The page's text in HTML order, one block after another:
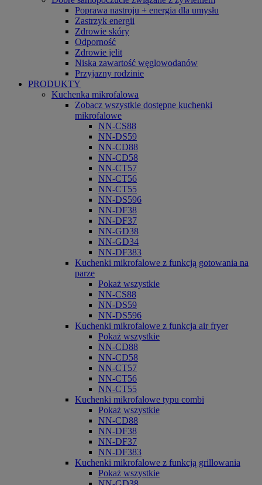
Poprawa nastroju + energia dla umysłu
Zastrzyk energii
Zdrowie skóry
Odporność
Zdrowie jelit
Niska zawartość węglowodanów
Przyjazny rodzinie
PRODUKTY
Kuchenka mikrofalowa
Zobacz wszystkie dostępne kuchenki
mikrofalowe
NN-CS88
NN-DS59
NN-CD88
NN-CD58
NN-CT57
NN-CT56
NN-CT55
NN-DS596
NN-DF38
NN-DF37
NN-GD38
NN-GD34
NN-DF383
Kuchenki mikrofalowe z funkcją gotowania na
parze
Pokaż wszystkie
NN-CS88
NN-DS59
NN-DS596
Kuchenki mikrofalowe z funkcja air fryer
Pokaż wszystkie
NN-CD88
NN-CD58
NN-CT57
NN-CT56
NN-CT55
Kuchenki mikrofalowe typu combi
Pokaż wszystkie
NN-CD88
NN-DF38
NN-DF37
NN-DF383
Kuchenki mikrofalowe z funkcją grillowania
Pokaż wszystkie